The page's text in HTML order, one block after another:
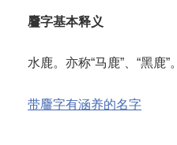
麠字基本释义
水鹿。亦称“马鹿”、“黑鹿”。
带麠字有涵养的名字